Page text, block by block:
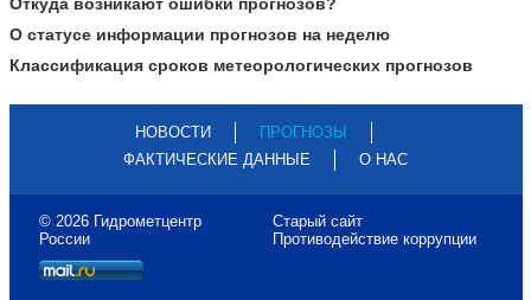
О статусе информации прогнозов на неделю
Классификация сроков метеорологических прогнозов
НОВОСТИ
ПРОГНОЗЫ
ФАКТИЧЕСКИЕ ДАННЫЕ
О НАС
© 2026 Гидрометцентр
России
Старый сайт
Противодействие коррупции